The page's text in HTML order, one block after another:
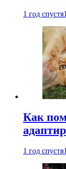
1 год спустя
Как
1 год спустя